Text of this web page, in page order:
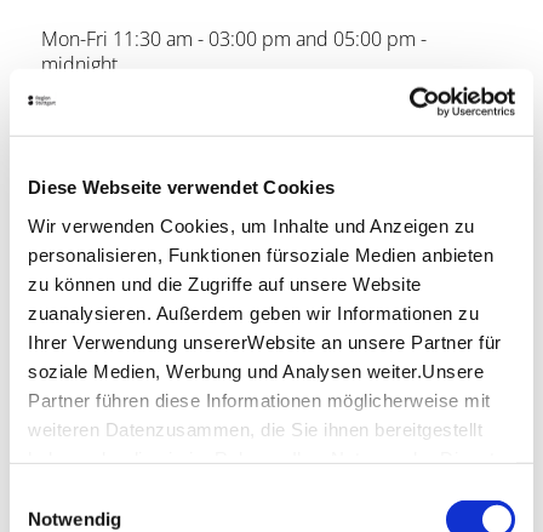
Diese Webseite verwendet Cookies
Wir verwenden Cookies, um Inhalte und Anzeigen zu
personalisieren, Funktionen fürsoziale Medien anbieten
zu können und die Zugriffe auf unsere Website
zuanalysieren. Außerdem geben wir Informationen zu
Ihrer Verwendung unsererWebsite an unsere Partner für
soziale Medien, Werbung und Analysen weiter.Unsere
Partner führen diese Informationen möglicherweise mit
weiteren Datenzusammen, die Sie ihnen bereitgestellt
Impressum
Notwendig
Mon-Fri 11:30 am - 03:00 pm and 05:00 pm -
midnight
Sat, Sun and bank holidays 05:00 pm - 11:00 pm
Location & Contact
Columbus
Pfaffenwaldring 62
70569 Stuttgart
Phone:0711/620 44 99
Website:www.columbus-stuttgart.de
Verkehrs- und Tarifverbund Stuttgart GmbH